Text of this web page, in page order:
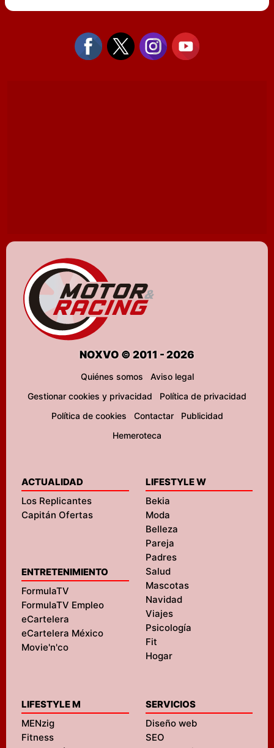
NOXVO © 2011 - 2026
Quiénes somos
Aviso legal
Gestionar cookies y privacidad
Política de privacidad
Política de cookies
Contactar
Publicidad
Hemeroteca
ACTUALIDAD
Los Replicantes
Capitán Ofertas
ENTRETENIMIENTO
FormulaTV
FormulaTV Empleo
eCartelera
eCartelera México
Movie'n'co
LIFESTYLE W
Bekia
Moda
Belleza
Pareja
Padres
Salud
Mascotas
Navidad
Viajes
Psicología
Fit
Hogar
LIFESTYLE M
MENzig
Fitness
SERVICIOS
Diseño web
SEO